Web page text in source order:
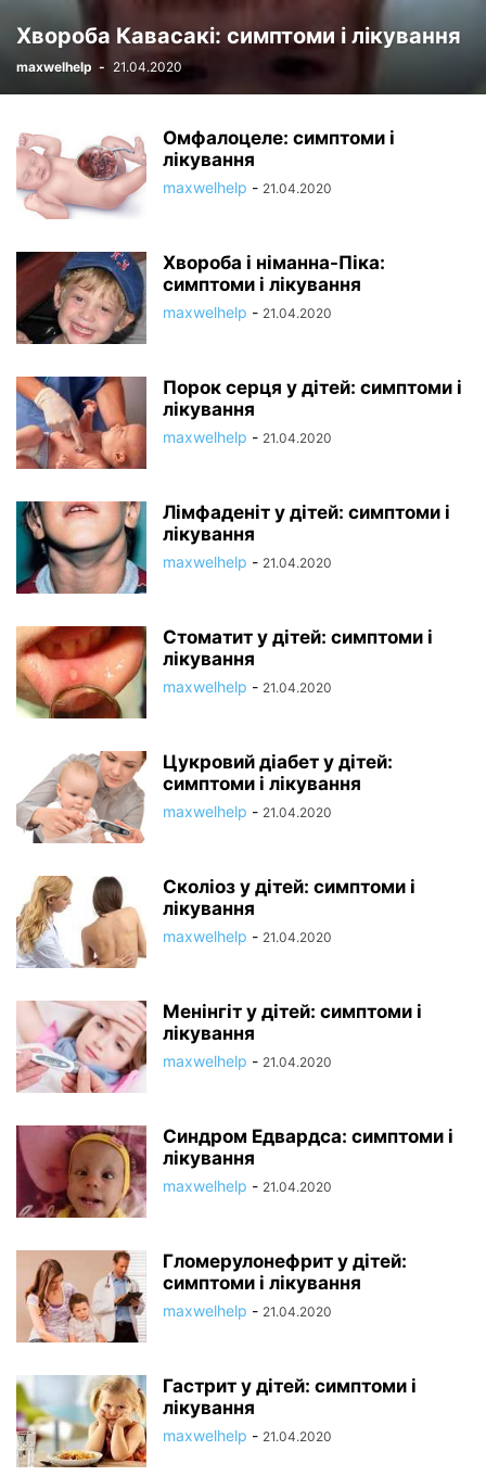
Хвороба Кавасакі: симптоми і лікування
maxwelhelp - 21.04.2020
Омфалоцеле: симптоми і
лікування
maxwelhelp - 21.04.2020
Хвороба і німанна-Піка:
симптоми і лікування
maxwelhelp - 21.04.2020
Порок серця у дітей: симптоми і
лікування
maxwelhelp - 21.04.2020
Лімфаденіт у дітей: симптоми і
лікування
maxwelhelp - 21.04.2020
Стоматит у дітей: симптоми і
лікування
maxwelhelp - 21.04.2020
Цукровий діабет у дітей:
симптоми і лікування
maxwelhelp - 21.04.2020
Сколіоз у дітей: симптоми і
лікування
maxwelhelp - 21.04.2020
Менінгіт у дітей: симптоми і
лікування
maxwelhelp - 21.04.2020
Синдром Едвардса: симптоми і
лікування
maxwelhelp - 21.04.2020
Гломерулонефрит у дітей:
симптоми і лікування
maxwelhelp - 21.04.2020
Гастрит у дітей: симптоми і
лікування
maxwelhelp - 21.04.2020